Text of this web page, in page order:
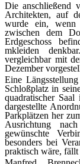
Die anschließend
Architekten, auf
wurde ein, wenn
zwischen dem
Erdgeschoss
mkleiden
vergleichbar mit
Dezember
Eine
Schloßplatz in
quadratischer
dargestellte
Parkplätzen her
Ausrichtung
gewünschte
besonders bei
praktisch wäre, fällt